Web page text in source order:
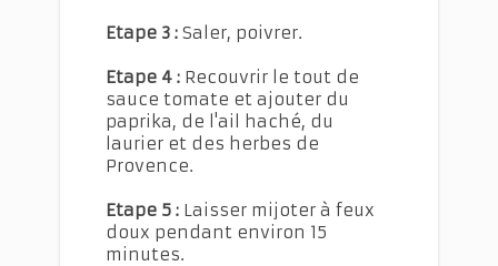
Etape 3 : Saler, poivrer.
Etape 4 : Recouvrir le tout de
sauce tomate et ajouter du
paprika, de l'ail haché, du
laurier et des herbes de
Provence.
Etape 5 : Laisser mijoter à feux
doux pendant environ 15
minutes.